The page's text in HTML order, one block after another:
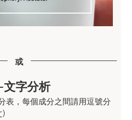
或
字分析
表，每個成分之間請用逗號分
)